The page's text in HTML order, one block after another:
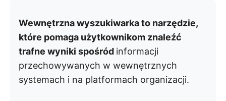
Wewnętrzna wyszukiwarka to narzędzie,
które pomaga użytkownikom znaleźć
trafne wyniki spośród informacji
przechowywanych w wewnętrznych
systemach i na platformach organizacji.